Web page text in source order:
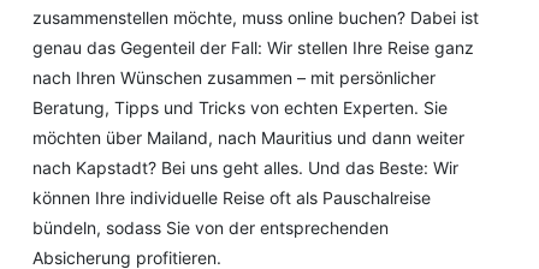
zusammenstellen möchte, muss online buchen? Dabei ist
genau das Gegenteil der Fall: Wir stellen Ihre Reise ganz
nach Ihren Wünschen zusammen – mit persönlicher
Beratung, Tipps und Tricks von echten Experten. Sie
möchten über Mailand, nach Mauritius und dann weiter
nach Kapstadt? Bei uns geht alles. Und das Beste: Wir
können Ihre individuelle Reise oft als Pauschalreise
bündeln, sodass Sie von der entsprechenden
Absicherung profitieren.